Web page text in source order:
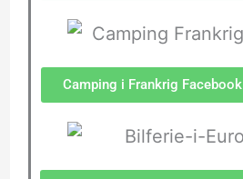
Camping i Frankrig